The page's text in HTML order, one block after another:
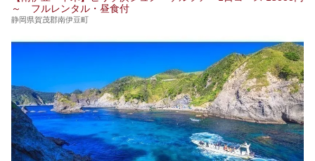
～ フルレンタル・昼食付
静岡県賀茂郡南伊豆町